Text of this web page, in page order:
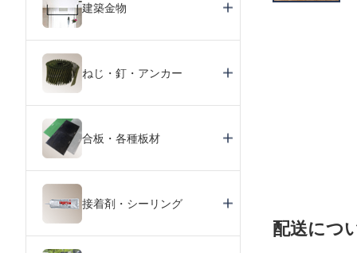
配送につ
建築金物
ねじ・釘・アンカー
合板・各種板材
接着剤・シーリング